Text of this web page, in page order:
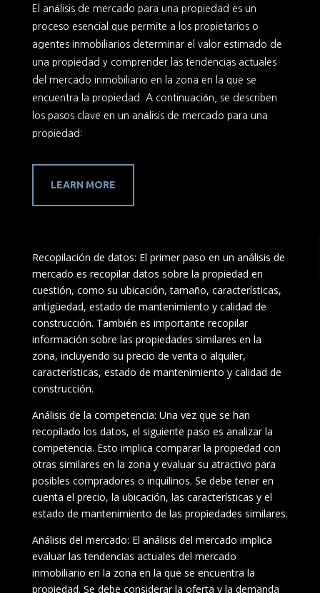
El análisis de mercado para una propiedad es un
proceso esencial que permite a los propietarios o
agentes inmobiliarios determinar el valor estimado de
una propiedad y comprender las tendencias actuales
del mercado inmobiliario en la zona en la que se
encuentra la propiedad. A continuación, se describen
los pasos clave en un análisis de mercado para una
propiedad:
LEARN MORE
Recopilación de datos: El primer paso en un análisis de
mercado es recopilar datos sobre la propiedad en
cuestión, como su ubicación, tamaño, características,
antigüedad, estado de mantenimiento y calidad de
construcción. También es importante recopilar
información sobre las propiedades similares en la
zona, incluyendo su precio de venta o alquiler,
características, estado de mantenimiento y calidad de
construcción.
Análisis de la competencia: Una vez que se han
recopilado los datos, el siguiente paso es analizar la
competencia. Esto implica comparar la propiedad con
otras similares en la zona y evaluar su atractivo para
posibles compradores o inquilinos. Se debe tener en
cuenta el precio, la ubicación, las características y el
estado de mantenimiento de las propiedades similares.
Análisis del mercado: El análisis del mercado implica
evaluar las tendencias actuales del mercado
inmobiliario en la zona en la que se encuentra la
propiedad. Se debe considerar la oferta y la demanda